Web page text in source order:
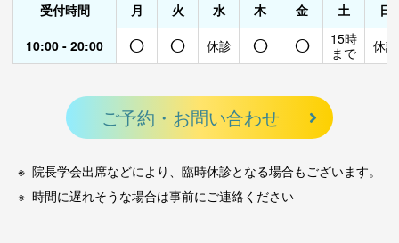
受付時間 月 火 水 木 金 土
日
10:00 - 20:00
○ ○ 休診 ○ ○
15時
まで
休診
ご予約・お問い合わせ
院長学会出席などにより、臨時休診となる場合もございます。
時間に遅れそうな場合は事前にご連絡ください